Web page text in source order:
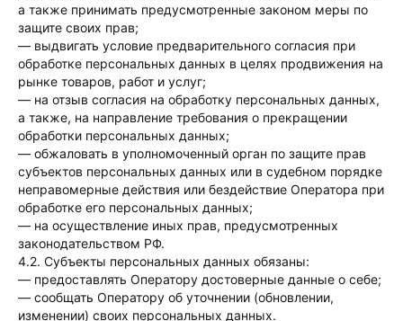
а также принимать предусмотренные законом меры по
защите своих прав;
— выдвигать условие предварительного согласия при
обработке персональных данных в целях продвижения на
рынке товаров, работ и услуг;
— на отзыв согласия на обработку персональных данных,
а также, на направление требования о прекращении
обработки персональных данных;
— обжаловать в уполномоченный орган по защите прав
субъектов персональных данных или в судебном порядке
неправомерные действия или бездействие Оператора при
обработке его персональных данных;
— на осуществление иных прав, предусмотренных
законодательством РФ.
4.2. Субъекты персональных данных обязаны:
— предоставлять Оператору достоверные данные о себе;
— сообщать Оператору об уточнении (обновлении,
изменении) своих персональных данных.